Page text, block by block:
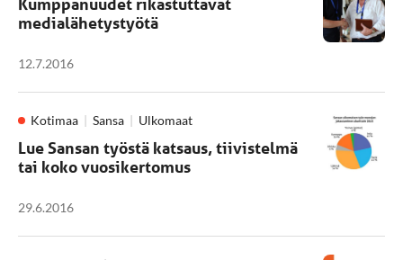
medialähetystyötä
12.7.2016
Kotimaa Sansa Ulkomaat
Lue Sansan työstä katsaus, tiivistelmä
tai koko vuosikertomus
29.6.2016